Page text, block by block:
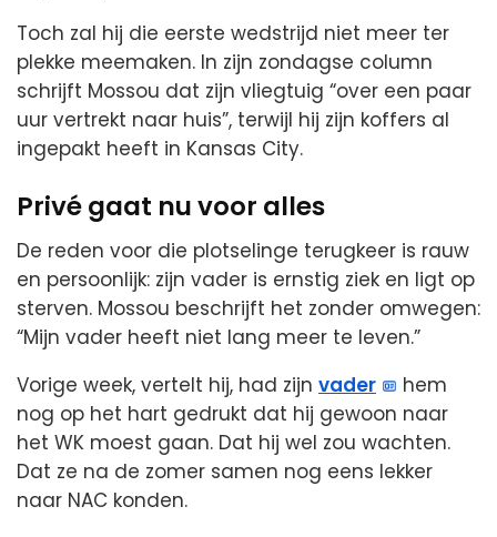
Toch zal hij die eerste wedstrijd niet meer ter
plekke meemaken. In zijn zondagse column
schrijft Mossou dat zijn vliegtuig “over een paar
uur vertrekt naar huis”, terwijl hij zijn koffers al
ingepakt heeft in Kansas City.
Privé gaat nu voor alles
De reden voor die plotselinge terugkeer is rauw
en persoonlijk: zijn vader is ernstig ziek en ligt op
sterven. Mossou beschrijft het zonder omwegen:
“Mijn vader heeft niet lang meer te leven.”
Vorige week, vertelt hij, had zijn vader
hem
nog op het hart gedrukt dat hij gewoon naar
het WK moest gaan. Dat hij wel zou wachten.
Dat ze na de zomer samen nog eens lekker
naar NAC konden.